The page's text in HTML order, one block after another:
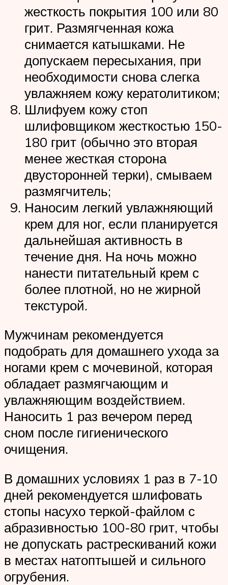
жесткость покрытия 100 или 80
грит. Размягченная кожа
снимается катышками. Не
допускаем пересыхания, при
необходимости снова слегка
увлажняем кожу кератолитиком;
Шлифуем кожу стоп
шлифовщиком жесткостью 150-
180 грит (обычно это вторая
менее жесткая сторона
двусторонней терки), смываем
размягчитель;
Наносим легкий увлажняющий
крем для ног, если планируется
дальнейшая активность в
течение дня. На ночь можно
нанести питательный крем с
более плотной, но не жирной
текстурой.
Мужчинам рекомендуется
подобрать для домашнего ухода за
ногами крем с мочевиной, которая
обладает размягчающим и
увлажняющим воздействием.
Наносить 1 раз вечером перед
сном после гигиенического
очищения.
В домашних условиях 1 раз в 7-10
дней рекомендуется шлифовать
стопы насухо теркой-файлом с
абразивностью 100-80 грит, чтобы
не допускать растрескиваний кожи
в местах натоптышей и сильного
огрубения.